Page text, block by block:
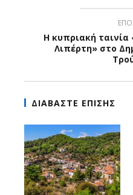
Η κυπριακή ταινία
Λιπέρτη» στο
ΔΙΑΒΑΣΤΕ ΕΠΙΣΗΣ